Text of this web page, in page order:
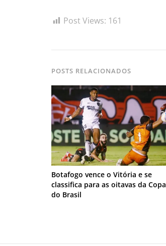
Post Views: 161
POSTS RELACIONADOS
Botafogo vence o Vitória e se
classifica para as oitavas da Copa
do Brasil